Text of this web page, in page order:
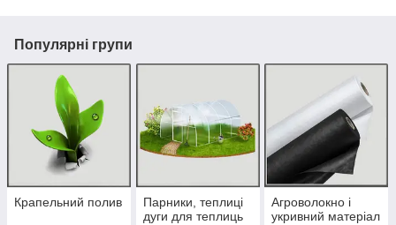
Популярні групи
Крапельний полив
Парники, теплиці
дуги для теплиць
Агроволокно і
укривний матеріал